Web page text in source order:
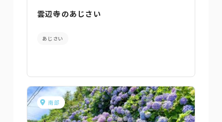
雲辺寺のあじさい
あじさい
南部